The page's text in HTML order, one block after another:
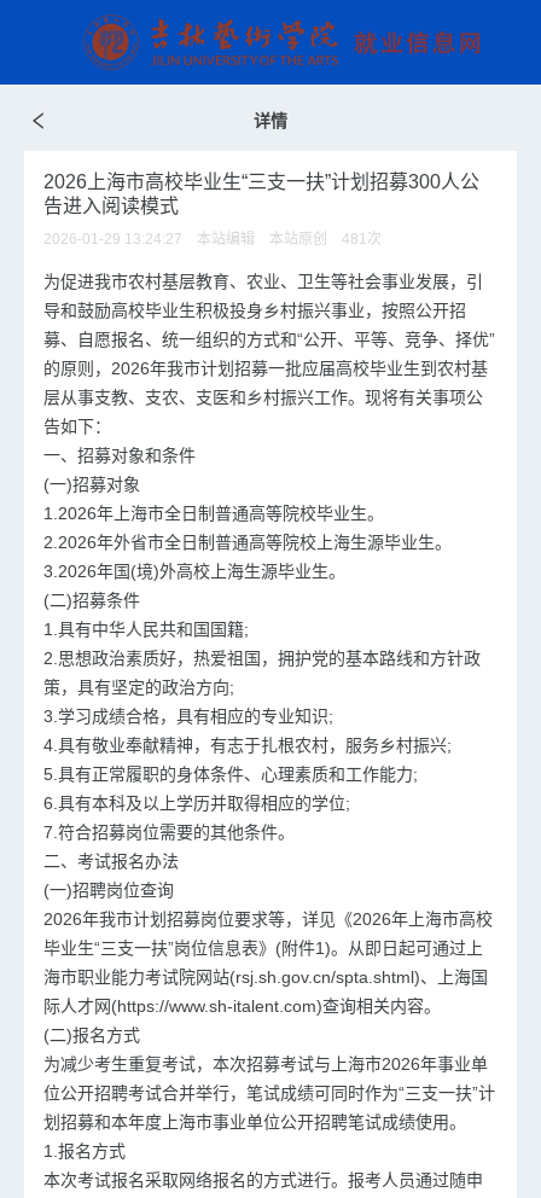
详情
2026上海市高校毕业生“三支一扶”计划招募300人公
告进入阅读模式
2026-01-29 13:24:27 本站编辑 本站原创 481次
为促进我市农村基层教育、农业、卫生等社会事业发展，引
导和鼓励高校毕业生积极投身乡村振兴事业，按照公开招
募、自愿报名、统一组织的方式和“公开、平等、竞争、择优”
的原则，2026年我市计划招募一批应届高校毕业生到农村基
层从事支教、支农、支医和乡村振兴工作。现将有关事项公
告如下：
一、招募对象和条件
(一)招募对象
1.2026年上海市全日制普通高等院校毕业生。
2.2026年外省市全日制普通高等院校上海生源毕业生。
3.2026年国(境)外高校上海生源毕业生。
(二)招募条件
1.具有中华人民共和国国籍;
2.思想政治素质好，热爱祖国，拥护党的基本路线和方针政
策，具有坚定的政治方向;
3.学习成绩合格，具有相应的专业知识;
4.具有敬业奉献精神，有志于扎根农村，服务乡村振兴;
5.具有正常履职的身体条件、心理素质和工作能力;
6.具有本科及以上学历并取得相应的学位;
7.符合招募岗位需要的其他条件。
二、考试报名办法
(一)招聘岗位查询
2026年我市计划招募岗位要求等，详见《2026年上海市高校
毕业生“三支一扶”岗位信息表》(附件1)。从即日起可通过上
海市职业能力考试院网站(rsj.sh.gov.cn/spta.shtml)、上海国
际人才网(https://www.sh-italent.com)查询相关内容。
(二)报名方式
为减少考生重复考试，本次招募考试与上海市2026年事业单
位公开招聘考试合并举行，笔试成绩可同时作为“三支一扶”计
划招募和本年度上海市事业单位公开招聘笔试成绩使用。
1.报名方式
本次考试报名采取网络报名的方式进行。报考人员通过随申